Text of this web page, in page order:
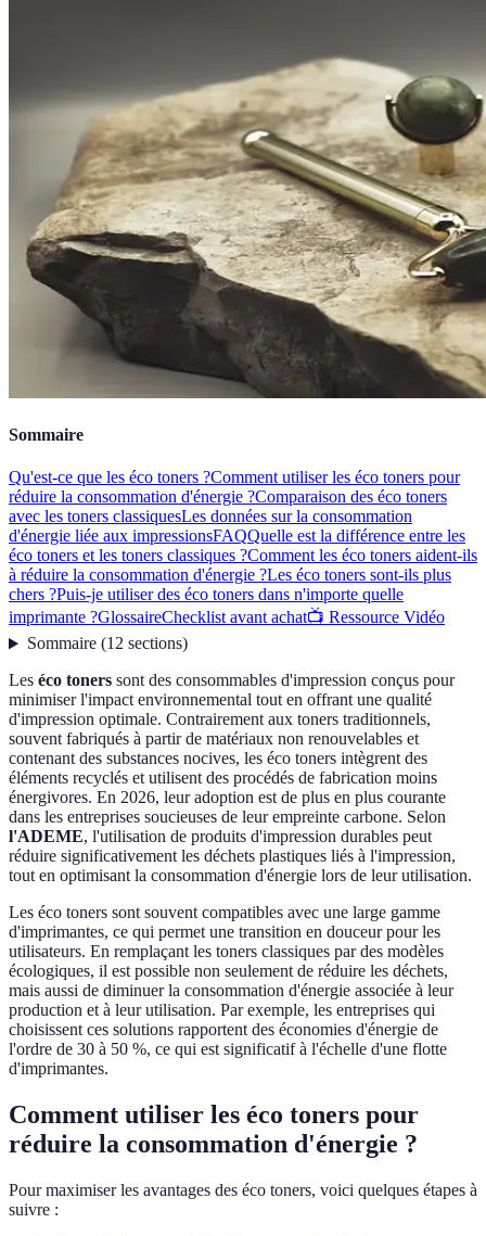
Sommaire
Qu'est-ce que les éco toners ?Comment utiliser les éco toners pour
réduire la consommation d'énergie ?Comparaison des éco toners
avec les toners classiquesLes données sur la consommation
d'énergie liée aux impressionsFAQQuelle est la différence entre les
éco toners et les toners classiques ?Comment les éco toners aident-ils
à réduire la consommation d'énergie ?Les éco toners sont-ils plus
chers ?Puis-je utiliser des éco toners dans n'importe quelle
imprimante ?GlossaireChecklist avant achat📺 Ressource Vidéo
Sommaire(12 sections)
Les éco toners sont des consommables d'impression conçus pour
minimiser l'impact environnemental tout en offrant une qualité
d'impression optimale. Contrairement aux toners traditionnels,
souvent fabriqués à partir de matériaux non renouvelables et
contenant des substances nocives, les éco toners intègrent des
éléments recyclés et utilisent des procédés de fabrication moins
énergivores. En 2026, leur adoption est de plus en plus courante
dans les entreprises soucieuses de leur empreinte carbone. Selon
l'ADEME, l'utilisation de produits d'impression durables peut
réduire significativement les déchets plastiques liés à l'impression,
tout en optimisant la consommation d'énergie lors de leur utilisation.
Les éco toners sont souvent compatibles avec une large gamme
d'imprimantes, ce qui permet une transition en douceur pour les
utilisateurs. En remplaçant les toners classiques par des modèles
écologiques, il est possible non seulement de réduire les déchets,
mais aussi de diminuer la consommation d'énergie associée à leur
production et à leur utilisation. Par exemple, les entreprises qui
choisissent ces solutions rapportent des économies d'énergie de
l'ordre de 30 à 50 %, ce qui est significatif à l'échelle d'une flotte
d'imprimantes.
Comment utiliser les éco toners pour
réduire la consommation d'énergie ?
Pour maximiser les avantages des éco toners, voici quelques étapes à
suivre :